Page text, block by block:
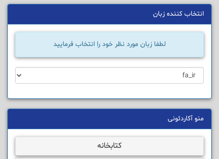
انتخاب کننده زبان
لطفا زبان مورد نظر خود را انتخاب فرمایید
منو آکاردئونی
کتابخانه